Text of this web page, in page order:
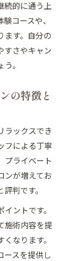
治安の重
テサロン
ポイント
の声を紹
続的に通う上
コースや、
ます。自分の
すさやキャン
。
の特徴と
ラックスでき
フによる丁寧
プライベート
ンが増えてお
判です。
ントです。
施術内容を提
なります。
ースを提供し